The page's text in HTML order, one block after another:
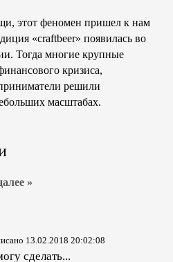
этот феномен пришел к нам
«craftbeer» появилась во
Тогда многие крупные
кризиса,
решили
масштабах.
»
13.02.2018 20:02:08
сделать...